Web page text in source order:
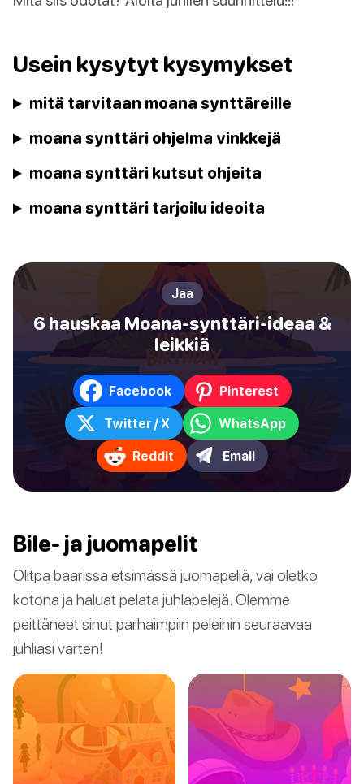
Usein kysytyt kysymykset
mitä tarvitaan moana synttäreille
moana synttäri ohjelma vinkkejä
moana synttäri kutsut ohjeita
moana synttäri tarjoilu ideoita
Jaa
6 hauskaa Moana-synttäri-ideaa &
leikkiä
Facebook Pinterest
Twitter / X WhatsApp
Reddit Email
Bile- ja juomapelit
Olitpa baarissa etsimässä juomapeliä, vai oletko
kotona ja haluat pelata juhlapelejä. Olemme
peittäneet sinut parhaimpiin peleihin seuraavaa
juhliasi varten!